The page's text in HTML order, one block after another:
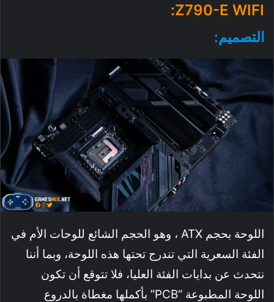
Z790-E WIFI:
التصميم:
اللوحة بحجم ATX ، وهو الحجم الشائع للوحات الأم في
الفئة السعرية التي تندرج تحتها هذه اللوحة، وبما أننا
نتحدث عن بدايات الفئة العليا، فلا تتوقع أن تكون
اللوحة المطبوعة “PCB” بأكملها مغطاة بالدروع